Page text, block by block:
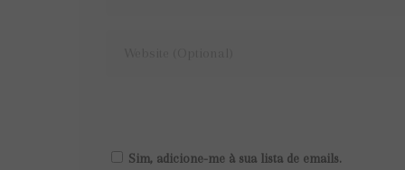
Sim, adicione-me à sua lista de emails.